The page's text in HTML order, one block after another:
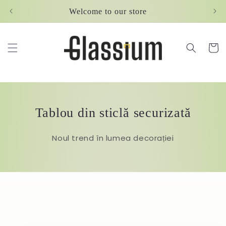
Welcome to our store
Cart
Tablou din sticlă securizată
Noul trend în lumea decorației